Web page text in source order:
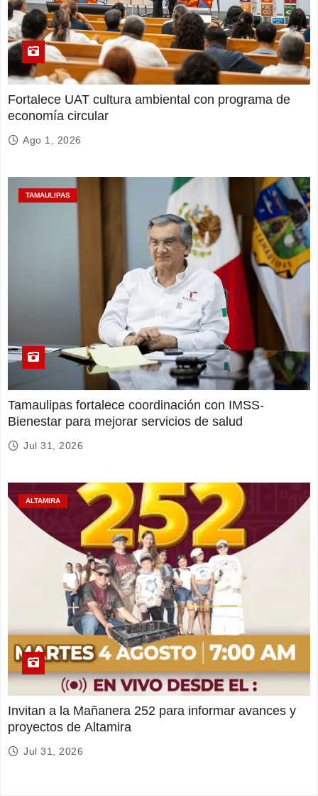
Fortalece UAT cultura ambiental con programa de
economía circular
Ago 1, 2026
TAMAULIPAS
Tamaulipas fortalece coordinación con IMSS-
Bienestar para mejorar servicios de salud
Jul 31, 2026
ALTAMIRA
Invitan a la Mañanera 252 para informar avances y
proyectos de Altamira
Jul 31, 2026